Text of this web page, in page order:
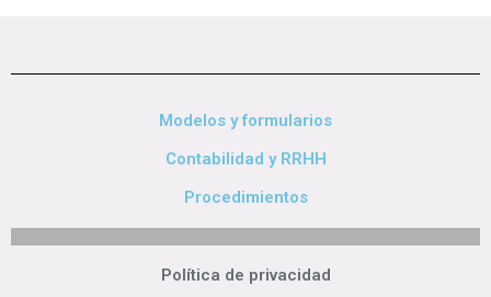
Modelos y formularios
Contabilidad y RRHH
Procedimientos
Política de privacidad